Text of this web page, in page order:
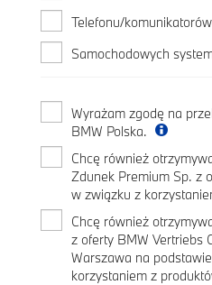
Telefonu/komunikatorów
Samochodowych
Wyrażam zgodę na
BMW Polska.
Chcę również
Zdunek Premium Sp. z
w związku z
Chcę również
z oferty BMW Vertriebs
Warszawa na
korzystaniem z